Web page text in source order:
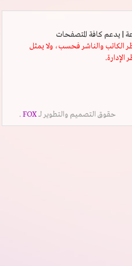
الكاتب والناشر فحسب، ولا يمثل
حقوق التصميم والتطوير لــFOX
.